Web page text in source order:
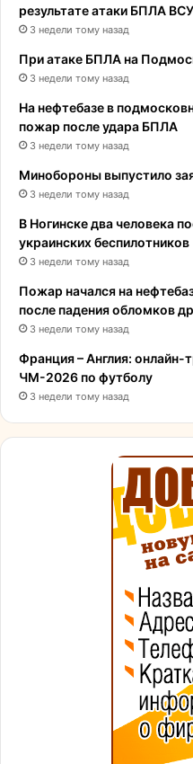
результате атаки БПЛА ВСУ
3 недели тому назад
При атаке БПЛА на
3 недели тому назад
На нефтебазе в
пожар после удара БПЛА
3 недели тому назад
Минобороны выпустило
3 недели тому назад
В Ногинске два человека
украинских беспилотников
3 недели тому назад
Пожар начался на
после падения обломков
3 недели тому назад
Франция – Англия: онлайн-
ЧМ-2026 по футболу
3 недели тому назад